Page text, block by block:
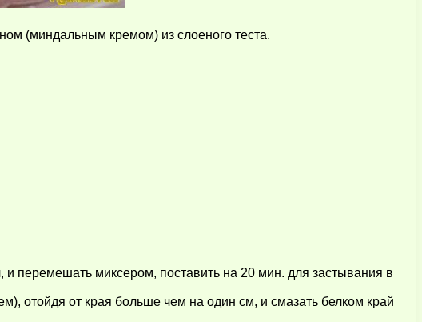
(миндальным кремом) из слоеного теста.
перемешать миксером, поставить на 20 мин. для застывания в
отойдя от края больше чем на один см, и смазать белком край